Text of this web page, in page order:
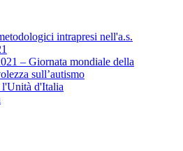
intrapresi nell'a.s.
– Giornata mondiale della
sull’autismo
l'Unità d'Italia